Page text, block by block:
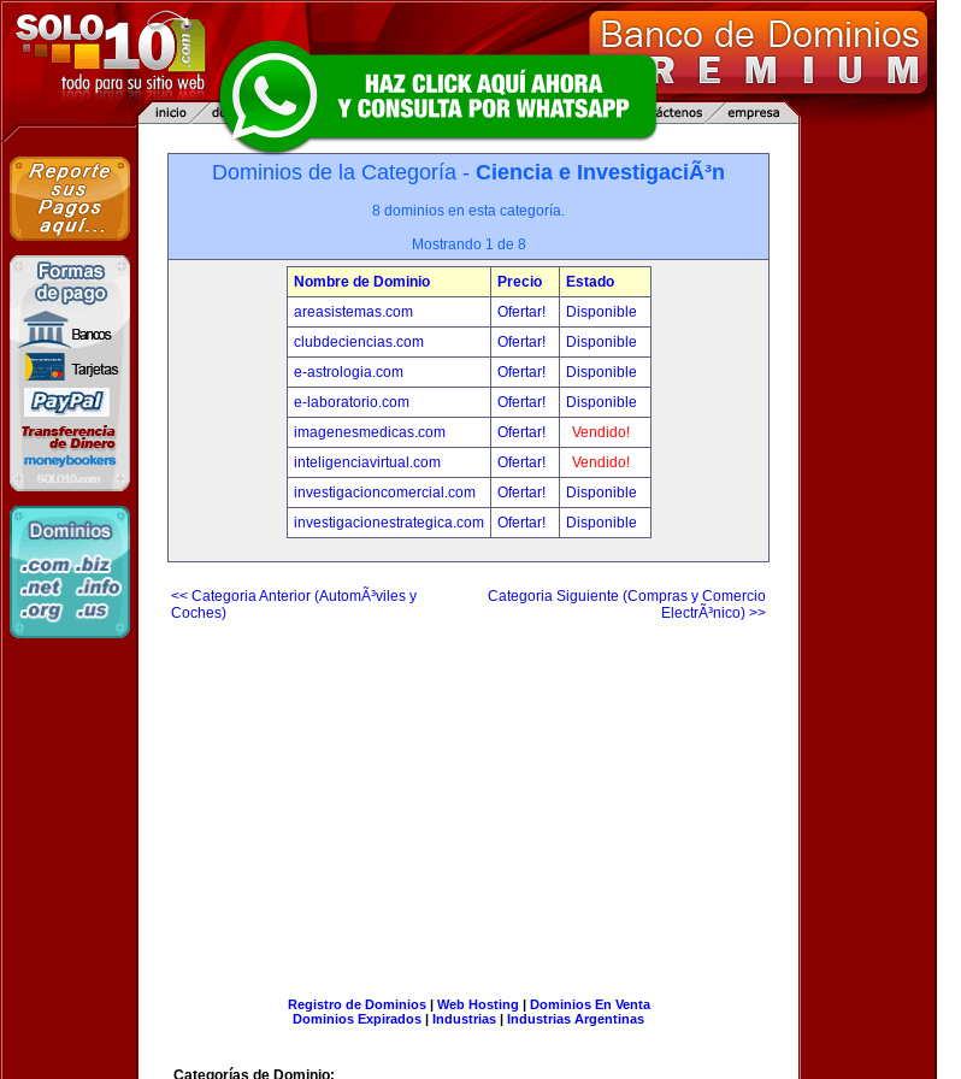
Dominios de la Categoría - Ciencia e InvestigaciÃ³n
8 dominios en esta categoría.
Mostrando 1 de 8
Nombre de Dominio Precio
Estado
areasistemas.com
Ofertar!
Disponible
clubdeciencias.com
Ofertar!
Disponible
e-astrologia.com
Ofertar!
Disponible
e-laboratorio.com
Ofertar!
Disponible
imagenesmedicas.com
Ofertar!
Vendido!
inteligenciavirtual.com
Ofertar!
Vendido!
investigacioncomercial.com
Ofertar!
Disponible
investigacionestrategica.com
Ofertar! Disponible
<< Categoria Anterior (AutomÃ³viles y
Coches)
Categoria Siguiente (Compras y Comercio
ElectrÃ³nico) >>
Registro de Dominios| Web Hosting | Dominios En Venta
Dominios Expirados | Industrias | Industrias Argentinas
Categorías de Dominio: